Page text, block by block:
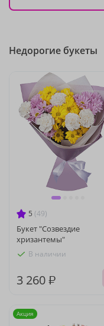
Недорогие букеты
5 (49)
Букет "Созвездие
хризантемы"
В наличии
3 260 ₽
Акция